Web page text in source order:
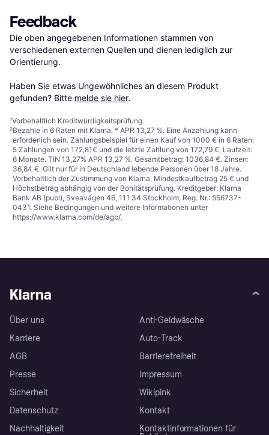
Feedback
Die oben angegebenen Informationen stammen von
verschiedenen externen Quellen und dienen lediglich zur
Orientierung.
Haben Sie etwas Ungewöhnliches an diesem Produkt
gefunden? Bitte melde sie hier.
¹Vorbehaltlich Kreditwürdigkeitsprüfung.
²Bezahle in 6 Raten mit Klarna, * APR 13,27 %. Eine Anzahlung kann
erforderlich sein. Zahlungsbeispiel für einen Kauf von 1000 € in 6 Raten:
5 Zahlungen von 172,81€ und die letzte Zahlung von 172,79 €. Laufzeit:
6 Monate. TIN 13,27% APR 13,27 %. Gesamtbetrag: 1036,84 €. Zinsen:
36,84 €. Gilt nur für in Deutschland lebende Personen über 18 Jahre.
Vorbehaltlich der Zustimmung von Klarna. Mindestkaufbetrag 25 € und
Höchstbetrag abhängig von der Bonitätsprüfung. Kreditgeber: Klarna
Bank AB (publ), Sveavägen 46, 111 34 Stockholm, Reg. Nr.: 556737-
0431. Siehe Bedingungen und weitere Informationen unter
https://www.klarna.com/de/agb/.
Klarna
Über uns
Karriere
AGB
Presse
Sicherheit
Datenschutz
Nachhaltigkeit
Anti-Geldwäsche
Auto-Track
Barrierefreiheit
Impressum
Wikipink
Kontakt
Kontaktinformationen für